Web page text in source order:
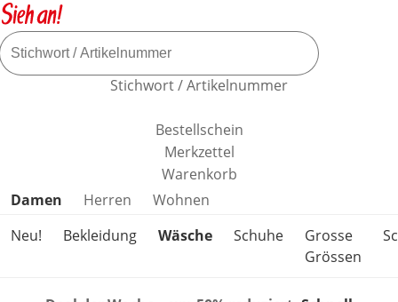
Stichwort / Artikelnummer
Bestellschein
Merkzettel
Warenkorb
Produktkategorien überspringen
Damen Herren
Wohnen
Neu!
Bekleidung Wäsche Schuhe
Grosse
Grössen